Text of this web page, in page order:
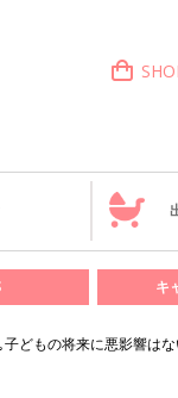
キ
どもの将来に悪影響は